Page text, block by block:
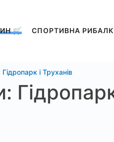
🛒 СПОРТИВНА
і Труханів